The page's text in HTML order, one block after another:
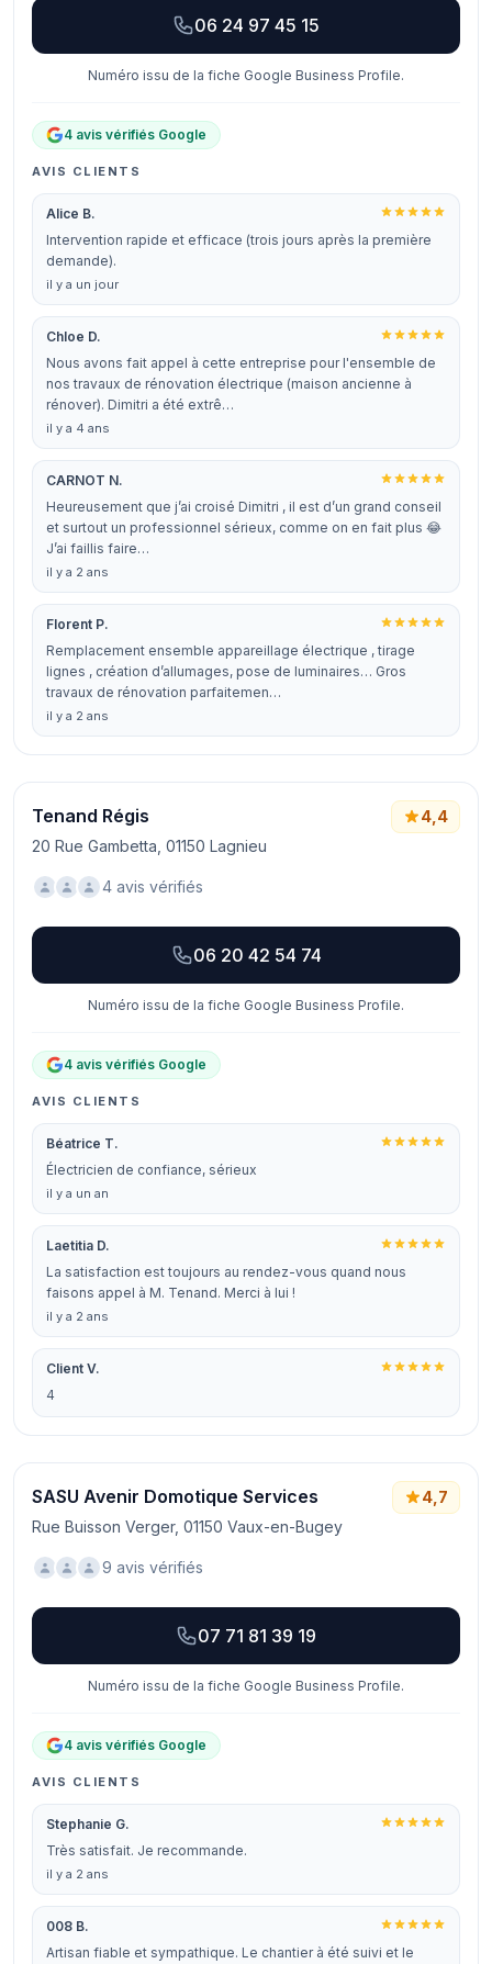
06 24 97 45 15
Numéro issu de la fiche Google Business Profile.
4 avis vérifiés Google
AVIS CLIENTS
Alice B.
Intervention rapide et efficace (trois jours après la première
demande).
il y a un jour
Chloe D.
Nous avons fait appel à cette entreprise pour l'ensemble de
nos travaux de rénovation électrique (maison ancienne à
rénover). Dimitri a été extrê…
il y a 4 ans
CARNOT N.
Heureusement que j’ai croisé Dimitri , il est d’un grand conseil
et surtout un professionnel sérieux, comme on en fait plus 😂
J’ai faillis faire…
il y a 2 ans
Florent P.
Remplacement ensemble appareillage électrique , tirage
lignes , création d’allumages, pose de luminaires… Gros
travaux de rénovation parfaitemen…
il y a 2 ans
Tenand Régis
20 Rue Gambetta, 01150 Lagnieu
4,4
4 avis vérifiés
06 20 42 54 74
Numéro issu de la fiche Google Business Profile.
4 avis vérifiés Google
AVIS CLIENTS
Béatrice T.
Électricien de confiance, sérieux
il y a un an
Laetitia D.
La satisfaction est toujours au rendez-vous quand nous
faisons appel à M. Tenand. Merci à lui !
il y a 2 ans
Client V.
4
SASU Avenir Domotique Services
Rue Buisson Verger, 01150 Vaux-en-Bugey
4,7
9 avis vérifiés
07 71 81 39 19
Numéro issu de la fiche Google Business Profile.
4 avis vérifiés Google
AVIS CLIENTS
Stephanie G.
Très satisfait. Je recommande.
il y a 2 ans
008 B.
Artisan fiable et sympathique. Le chantier à été suivi et le